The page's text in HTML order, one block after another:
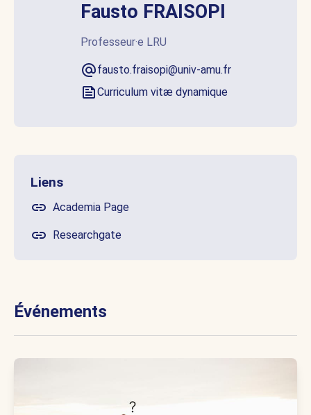
Fausto FRAISOPI
Professeur·e LRU
fausto.fraisopi@univ-amu.fr
Curriculum vitæ dynamique
Liens
Academia Page
Researchgate
Événements